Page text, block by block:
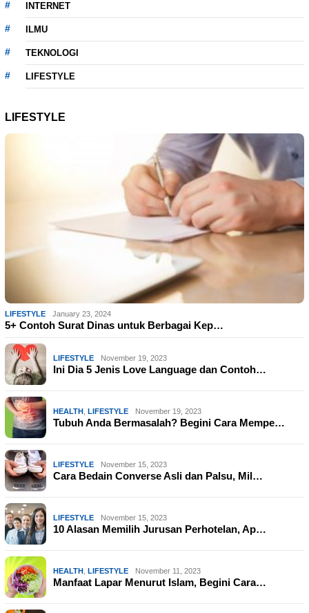
INTERNET
ILMU
TEKNOLOGI
LIFESTYLE
LIFESTYLE
LIFESTYLE January 23, 2024
5+ Contoh Surat Dinas untuk Berbagai Kep…
LIFESTYLE November 19, 2023
Ini Dia 5 Jenis Love Language dan Contoh…
HEALTH LIFESTYLE November 19, 2023
Tubuh Anda Bermasalah? Begini Cara Mempe…
LIFESTYLE November 15, 2023
Cara Bedain Converse Asli dan Palsu, Mil…
LIFESTYLE November 15, 2023
10 Alasan Memilih Jurusan Perhotelan, Ap…
HEALTH LIFESTYLE November 11, 2023
Manfaat Lapar Menurut Islam, Begini Cara…